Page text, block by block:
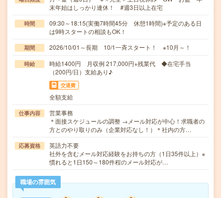
末年始はしっかり連休！ #週3日以上在宅
時間
09:30～18:15(実働7時間45分 休憩1時間)※予定のある日
は9時スタートの相談もOK！
期間 2026/10/01～長期 10/1一斉スタート！ ※10月～！
時給
時給1400円 月収例 217,000円+残業代 ◆在宅手当
（200円/日）支給あり♪
交通費
全額支給
仕事内容
営業事務
＊面接スケジュールの調整 →メール対応が中心！求職者の
方とのやり取りのみ（企業対応なし！）＊社内の方…
応募資格
英語力不要
社外を含むメール対応経験をお持ちの方（1日35件以上）※
慣れると1日150～180件程のメール対応が…
職場の雰囲気